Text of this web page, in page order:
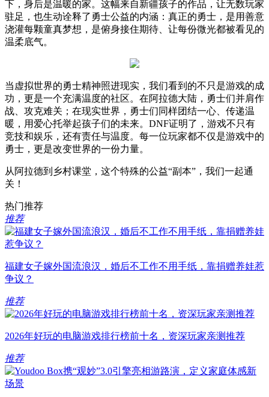
下，身后是温暖的家。这幅来自新疆孩子的作品，让无数玩家
驻足，也生动诠释了勇士公益的内涵：真正的勇士，是用善意
浇灌每颗童真梦想，是俯身接住期待、让每份微光都被看见的
温柔底气。
当虚拟世界的勇士精神照进现实，我们看到的不只是游戏的成
功，更是一个充满温度的社区。在阿拉德大陆，勇士们并肩作
战、攻克难关；在现实世界，勇士们同样团结一心、传递温
暖，用爱心托举起孩子们的未来。DNF证明了，游戏不只有
竞技和娱乐，还有责任与温度。每一位玩家都不仅是游戏中的
勇士，更是改变世界的一份力量。
从阿拉德到乡村课堂，这个特殊的公益“副本”，我们一起通
关！
热门推荐
推荐
福建女子嫁外国流浪汉，婚后不工作不用手纸，靠捐赠养娃惹
争议？
推荐
2026年好玩的电脑游戏排行榜前十名，资深玩家亲测推荐
推荐